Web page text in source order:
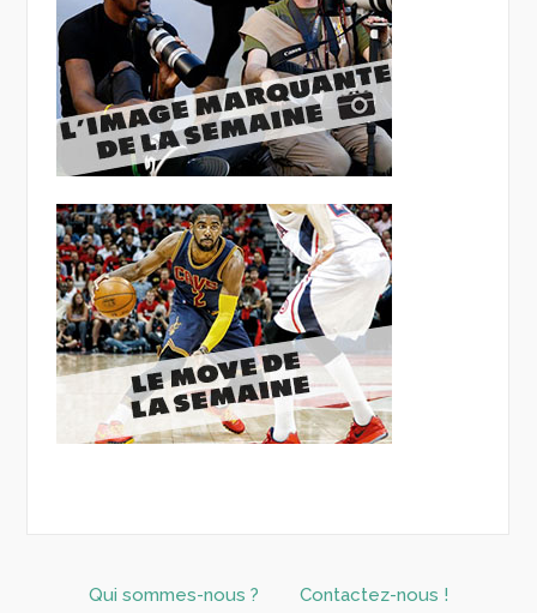
Qui sommes-nous ? Contactez-nous !